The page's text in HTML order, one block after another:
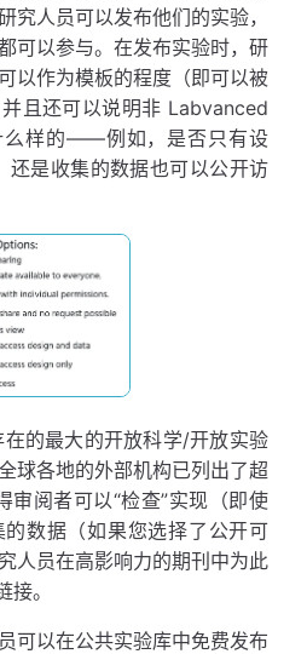
究人员可以发布他们的实验，
可以参与。在发布实验时，研
以作为模板的程度（即可以被
且还可以说明非 Labvanced
么样的——例如，是否只有设
还是收集的数据也可以公开访
在的最大的开放科学/开放实验
球各地的外部机构已列出了超
阅者可以“检查”实现（即使
数据（如果您选择了公开可
人员在高影响力的期刊中为此
。
可以在公共实验库中免费发布